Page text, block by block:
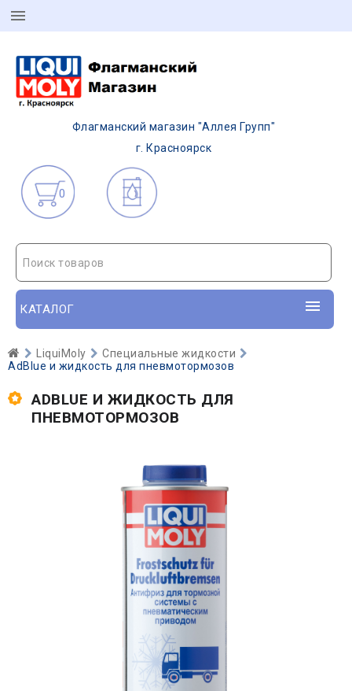
Флагманский магазин "Аллея Групп"
г. Красноярск
0
Поиск товаров
КАТАЛОГ
LiquiMoly
Специальные жидкости
AdBlue и жидкость для пневмотормозов
ADBLUE И ЖИДКОСТЬ ДЛЯ
ПНЕВМОТОРМОЗОВ